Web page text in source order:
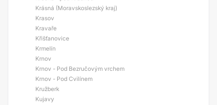
Krásná (Moravskoslezský kraj)
Krasov
Kravaře
Křišťanovice
Krmelín
Krnov
Krnov - Pod Bezručovým vrchem
Krnov - Pod Cvilínem
Kružberk
Kujavy